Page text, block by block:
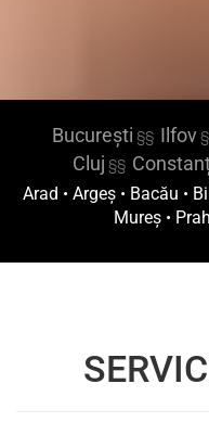
București §§ Ilfov
Cluj §§
Arad • Argeș • Bacău •
Mureș•